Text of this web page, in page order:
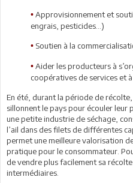
• Approvisionnement et
engrais, pesticides…)
• Soutien à la
• Aider les producteurs à
coopératives de services et
En été, durant la période de
sillonnent le pays pour écouler leur
une petite industrie de séchage,
l’ail dans des filets de différentes
permet une meilleure valorisation
pratique pour le consommateur.
de vendre plus facilement sa
intermédiaires.